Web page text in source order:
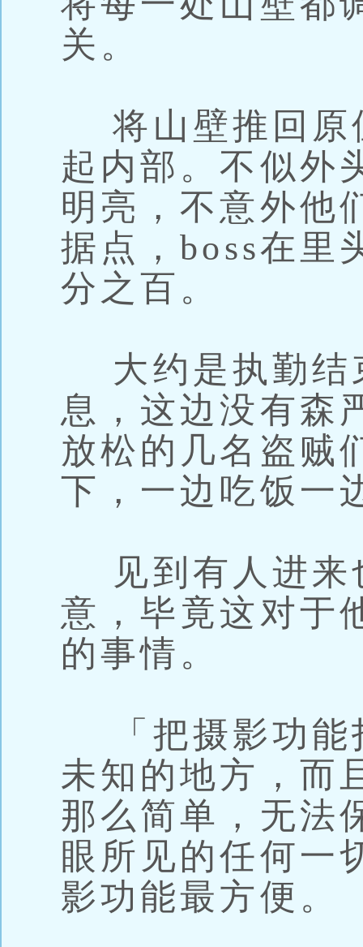
关。
将山壁推回原
起内部。不似外
明亮，不意外他
据点，boss在里
分之百。
大约是执勤结
息，这边没有森
放松的几名盗贼
下，一边吃饭一
见到有人进来
意，毕竟这对于
的事情。
「把摄影功能
未知的地方，而
那么简单，无法
眼所见的任何一
影功能最方便。